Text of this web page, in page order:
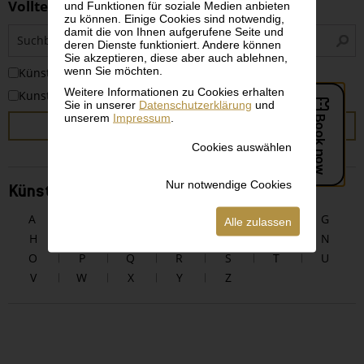
und Funktionen für soziale Medien anbieten
zu können. Einige Cookies sind notwendig,
damit die von Ihnen aufgerufene Seite und
deren Dienste funktioniert. Andere können
Sie akzeptieren, diese aber auch ablehnen,
wenn Sie möchten.
Weitere Informationen zu Cookies erhalten
Sie in unserer Datenschutzerklärung und
unserem Impressum
Cookies auswählen
Nur notwendige Cookies
Alle zulassen
Volltextsuche
KünstlerInnen
Kunstwerke
SUCHEN
KünstlerInnen alphabetisch
A E F
G
H
L M
N
O
P Q R S T
U
V
W X Y Z